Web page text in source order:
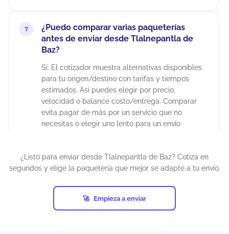
¿Puedo comparar varias paqueterías
antes de enviar desde Tlalnepantla de
Baz?
Sí. El cotizador muestra alternativas disponibles
para tu origen/destino con tarifas y tiempos
estimados. Así puedes elegir por precio,
velocidad o balance costo/entrega. Comparar
evita pagar de más por un servicio que no
necesitas o elegir uno lento para un envío
¿Puedo cancelar un envío después de
Depende del estatus del envío y de la política de
la paquetería. Si el paquete aún no ha sido
¿Listo para enviar desde Tlalnepantla de Baz? Cotiza en
segundos y elige la paquetería que mejor se adapte a tu envío.
Empieza a enviar